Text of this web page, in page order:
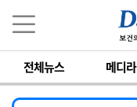
전체뉴스 메디
[서울아산병원] 2026년 하
[영남대학교의료원] 마취